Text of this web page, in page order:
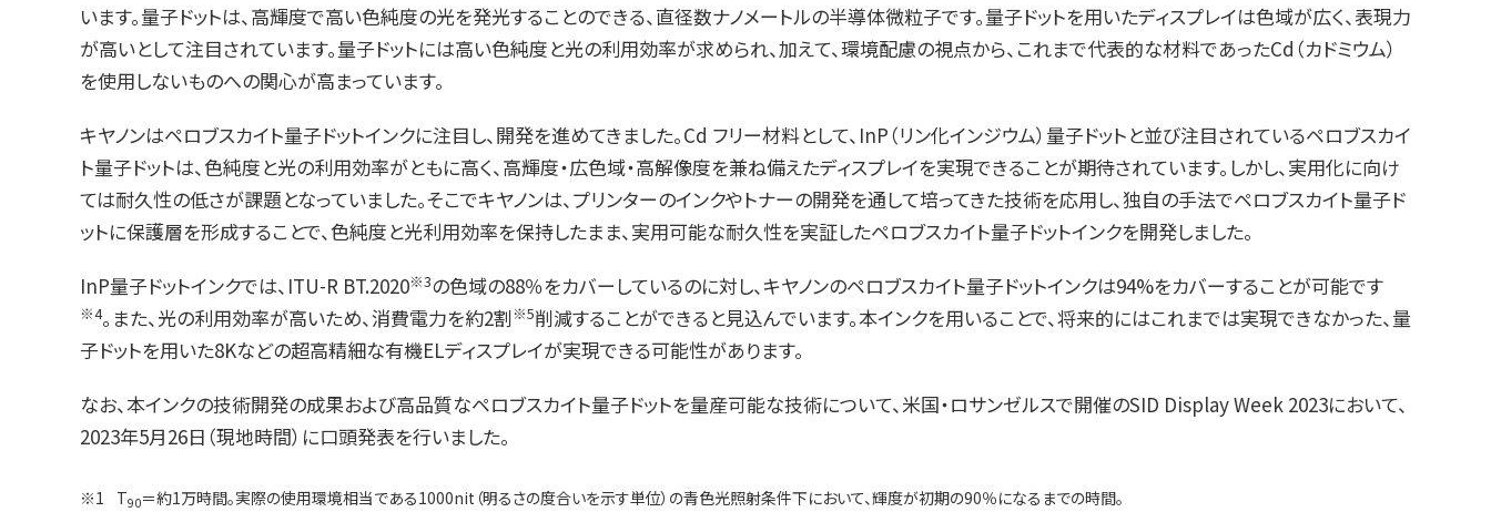
います。量子ドットは、高輝度で高い色純度の光を発光することのできる、直径数ナノメートルの半導体微粒子です。量子ドットを用いたディスプレイは色域が広く、表現力
が高いとして注目されています。量子ドットには高い色純度と光の利用効率が求められ、加えて、環境配慮の視点から、これまで代表的な材料であったCd（カドミウム）
を使用しないものへの関心が高まっています。
キヤノンはペロブスカイト量子ドットインクに注目し、開発を進めてきました。Cd フリー材料として、InP（リン化インジウム）量子ドットと並び注目されているペロブスカイ
ト量子ドットは、色純度と光の利用効率がともに高く、高輝度・広色域・高解像度を兼ね備えたディスプレイを実現できることが期待されています。しかし、実用化に向け
ては耐久性の低さが課題となっていました。そこでキヤノンは、プリンターのインクやトナーの開発を通して培ってきた技術を応用し、独自の手法でペロブスカイト量子ド
ットに保護層を形成することで、色純度と光利用効率を保持したまま、実用可能な耐久性を実証したペロブスカイト量子ドットインクを開発しました。
InP量子ドットインクでは、ITU-R BT.2020※3の色域の88％をカバーしているのに対し、キヤノンのペロブスカイト量子ドットインクは94%をカバーすることが可能です
※4。また、光の利用効率が高いため、消費電力を約2割※5削減することができると見込んでいます。本インクを用いることで、将来的にはこれまでは実現できなかった、量
子ドットを用いた8Kなどの超高精細な有機ELディスプレイが実現できる可能性があります。
なお、本インクの技術開発の成果および高品質なペロブスカイト量子ドットを量産可能な技術について、米国・ロサンゼルスで開催のSID Display Week 2023において、
2023年5月26日（現地時間）に口頭発表を行いました。
※1 T90＝約1万時間。実際の使用環境相当である1000nit（明るさの度合いを示す単位）の青色光照射条件下において、輝度が初期の90％になるまでの時間。